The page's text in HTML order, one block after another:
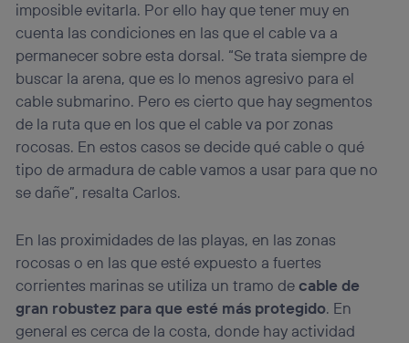
imposible evitarla. Por ello hay que tener muy en
cuenta las condiciones en las que el cable va a
permanecer sobre esta dorsal. “Se trata siempre de
buscar la arena, que es lo menos agresivo para el
cable submarino. Pero es cierto que hay segmentos
de la ruta que en los que el cable va por zonas
rocosas. En estos casos se decide qué cable o qué
tipo de armadura de cable vamos a usar para que no
se dañe”, resalta Carlos.
En las proximidades de las playas, en las zonas
rocosas o en las que esté expuesto a fuertes
corrientes marinas se utiliza un tramo decable de
gran robustez para que esté más protegido. En
general es cerca de la costa, donde hay actividad